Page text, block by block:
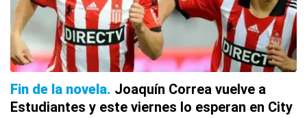
Fin de la novela Joaquín Correa vuelve a
Estudiantes y este viernes lo esperan en City